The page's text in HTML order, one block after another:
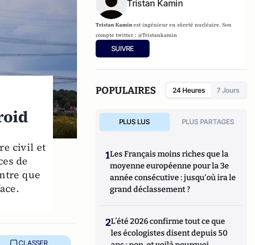
civil et
de
que
CLASSER
Tristan Kamin
Tristan Kaminest ingénieur en sûreté nucléaire. Son
compte twitter :@Tristankamin
SUIVRE
POPULAIRES 24 Heures 7 Jours
PLUS LUS PLUS PARTAGES
1Les Français moins riches que la
moyenne européenne pour la 3e
année consécutive : jusqu'où ira le
grand déclassement ?
2L’été 2026 confirme tout ce que
les écologistes disent depuis 50